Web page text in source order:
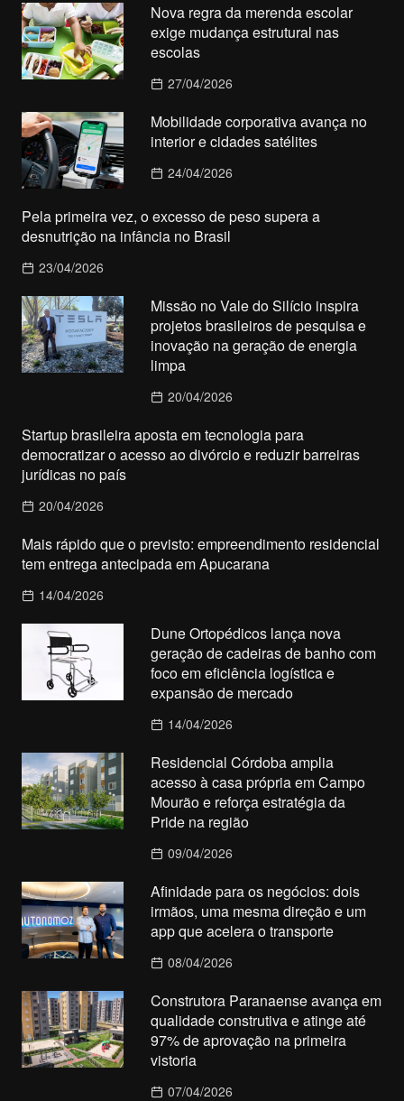
Nova regra da merenda escolar
exige mudança estrutural nas
escolas
27/04/2026
Mobilidade corporativa avança no
interior e cidades satélites
24/04/2026
Pela primeira vez, o excesso de peso supera a
desnutrição na infância no Brasil
23/04/2026
Missão no Vale do Silício inspira
projetos brasileiros de pesquisa e
inovação na geração de energia
limpa
20/04/2026
Startup brasileira aposta em tecnologia para
democratizar o acesso ao divórcio e reduzir barreiras
jurídicas no país
20/04/2026
Mais rápido que o previsto: empreendimento residencial
tem entrega antecipada em Apucarana
14/04/2026
Dune Ortopédicos lança nova
geração de cadeiras de banho com
foco em eficiência logística e
expansão de mercado
14/04/2026
Residencial Córdoba amplia
acesso à casa própria em Campo
Mourão e reforça estratégia da
Pride na região
09/04/2026
Afinidade para os negócios: dois
irmãos, uma mesma direção e um
app que acelera o transporte
08/04/2026
Construtora Paranaense avança em
qualidade construtiva e atinge até
97% de aprovação na primeira
vistoria
07/04/2026